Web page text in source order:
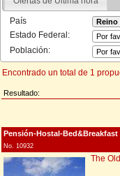
País
Estado Federal:
Población:
Encontrado un total de 1
Resultado:
Pensión-Hostal-
No. 10932
The